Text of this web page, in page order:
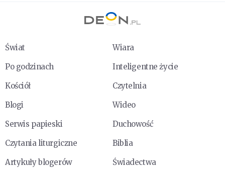
Świat
Wiara
Po godzinach
Inteligentne życie
Kościół
Czytelnia
Blogi
Wideo
Serwis papieski
Duchowość
Czytania liturgiczne
Biblia
Artykuły blogerów
Świadectwa